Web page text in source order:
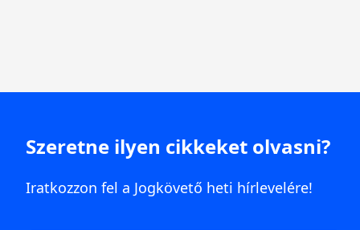
Szeretne ilyen cikkeket olvasni?
Iratkozzon fel a Jogkövető heti hírlevelére!